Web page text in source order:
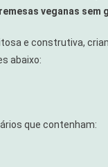
veganas sem
e construtiva,
abaixo:
que contenham: